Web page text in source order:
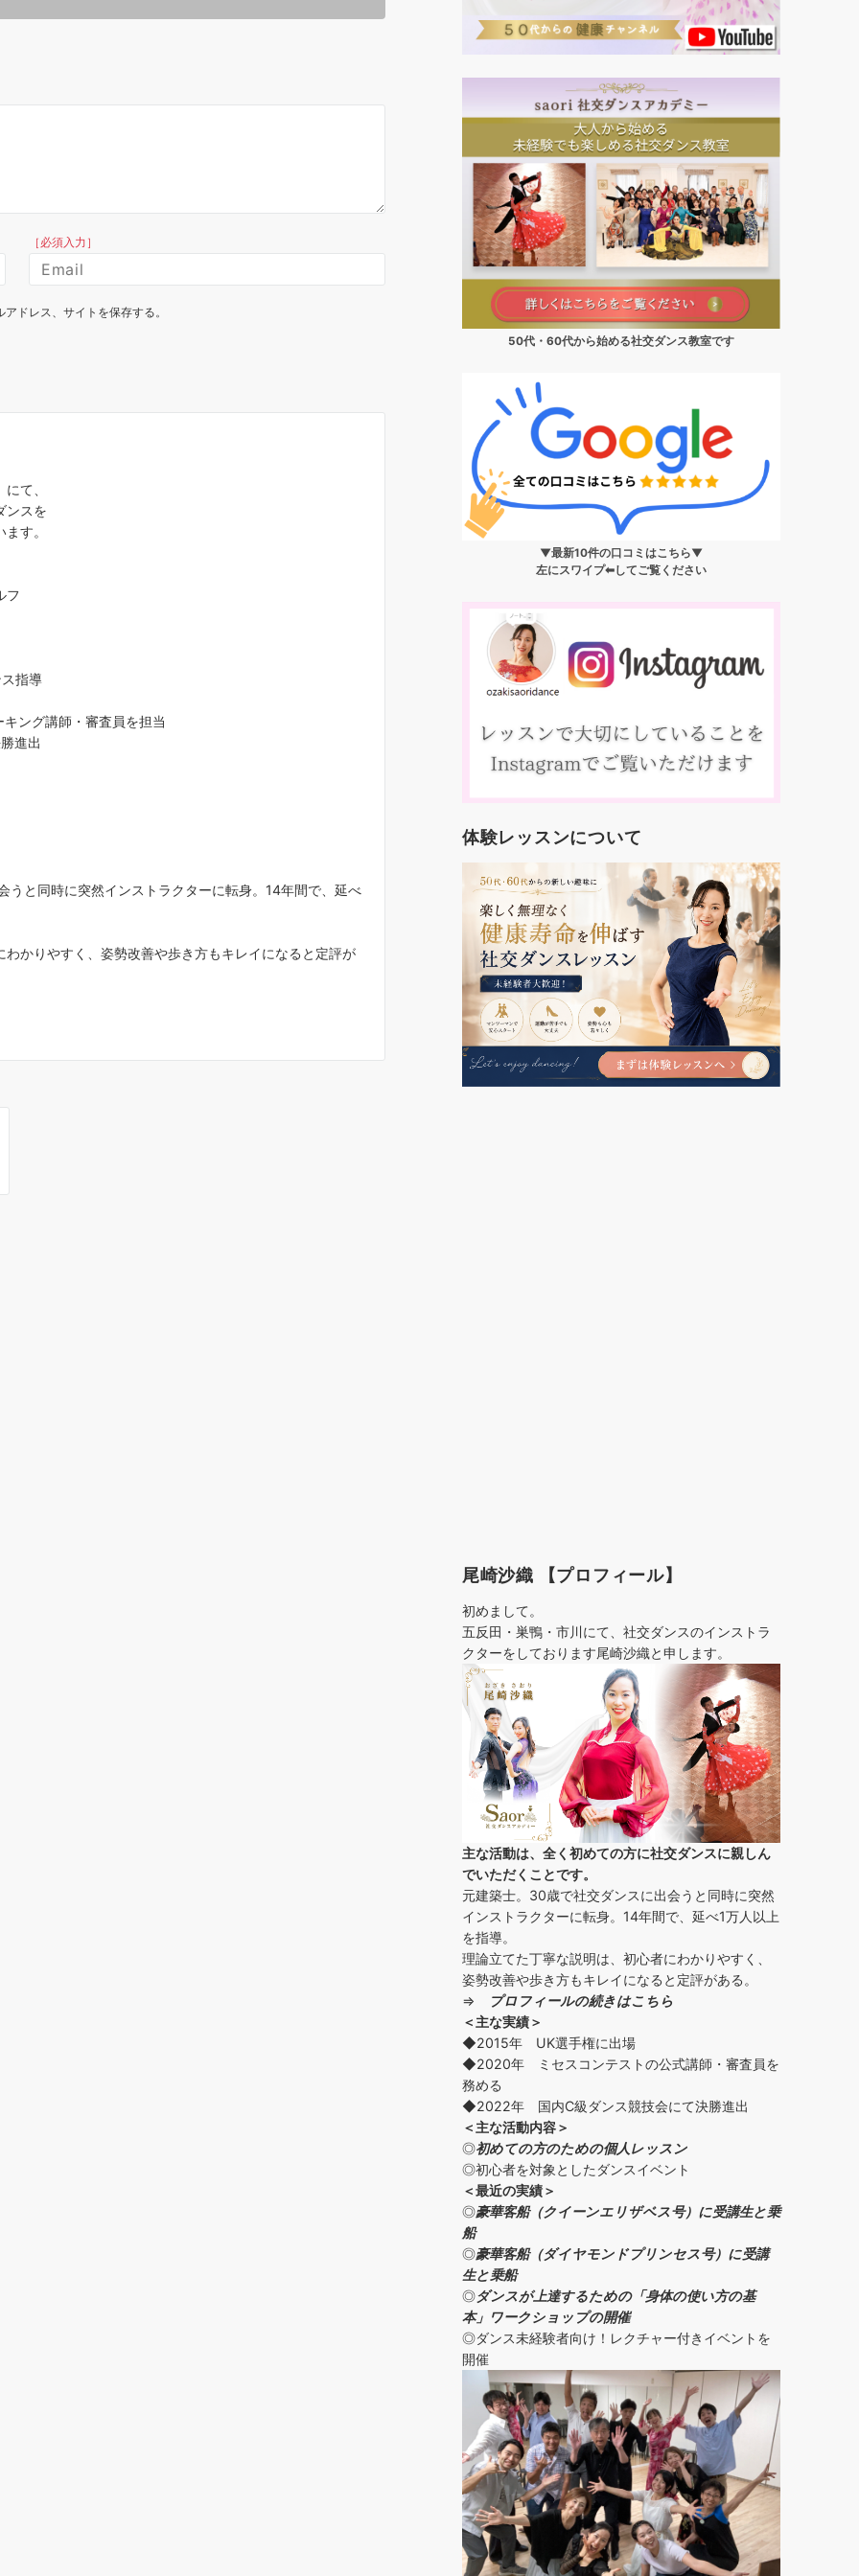
［必須入力］
ドレス、サイトを保存する。
て、
ンスを
す。
フ
指導
ング講師・審査員を担当
進出
うと同時に突然インストラクターに転身。14年間で、延べ
かりやすく、姿勢改善や歩き方もキレイになると定評が
50代・60代から始める社交ダンス教室です
▼最新10件の口コミはこちら▼
左にスワイプ⬅︎してご覧ください
体験レッスンについて
尾崎沙織 【プロフィール】
初めまして。
五反田・巣鴨・市川にて、社交ダンスのインストラ
クターをしております尾崎沙織と申します。
主な活動は、全く初めての方に社交ダンスに親しん
でいただくことです。
元建築士。30歳で社交ダンスに出会うと同時に突然
インストラクターに転身。14年間で、延べ1万人以上
を指導。
理論立てた丁寧な説明は、初心者にわかりやすく、
姿勢改善や歩き方もキレイになると定評がある。
⇒
プロフィールの続きはこちら
＜主な実績＞
◆2015年 UK選手権に出場
◆2020年 ミセスコンテストの公式講師・審査員を
務める
◆2022年 国内C級ダンス競技会にて決勝進出
＜主な活動内容＞
◎初めての方のための個人レッスン
◎初心者を対象としたダンスイベント
＜最近の実績＞
◎豪華客船（クイーンエリザベス号）に受講生と乗
船
◎豪華客船（ダイヤモンドプリンセス号）に受講
生と乗船
◎ダンスが上達するための「身体の使い方の基
本」ワークショップの開催
◎ダンス未経験者向け！レクチャー付きイベントを
開催